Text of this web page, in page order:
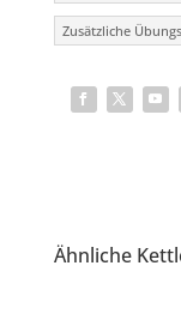
Zusätzliche
Ähnliche